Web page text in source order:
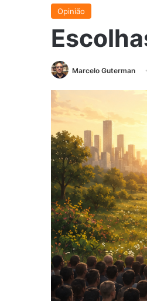
Opinião
Marcelo Guterman